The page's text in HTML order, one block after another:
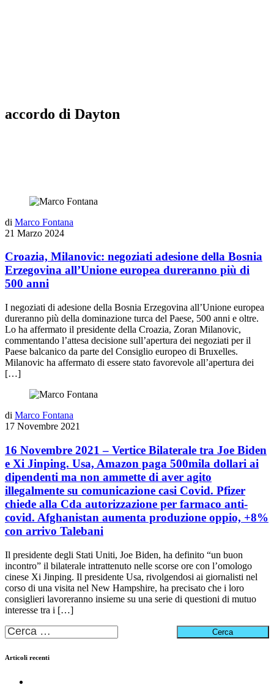
accordo di Dayton
di Marco Fontana
21 Marzo 2024
Croazia, Milanovic: negoziati adesione della Bosnia
Erzegovina all’Unione europea dureranno più di
500 anni
I negoziati di adesione della Bosnia Erzegovina all’Unione europea
dureranno più della dominazione turca del Paese, 500 anni e oltre.
Lo ha affermato il presidente della Croazia, Zoran Milanovic,
commentando l’attesa decisione sull’apertura dei negoziati per il
Paese balcanico da parte del Consiglio europeo di Bruxelles.
Milanovic ha affermato di essere stato favorevole all’apertura dei
[…]
di Marco Fontana
17 Novembre 2021
16 Novembre 2021 – Vertice Bilaterale tra Joe Biden
e Xi Jinping. Usa, Amazon paga 500mila dollari ai
dipendenti ma non ammette di aver agito
illegalmente su comunicazione casi Covid. Pfizer
chiede alla Cda autorizzazione per farmaco anti-
covid. Afghanistan aumenta produzione oppio, +8%
con arrivo Talebani
Il presidente degli Stati Uniti, Joe Biden, ha definito “un buon
incontro” il bilaterale intrattenuto nelle scorse ore con l’omologo
cinese Xi Jinping. Il presidente Usa, rivolgendosi ai giornalisti nel
corso di una visita nel New Hampshire, ha precisato che i loro
consiglieri lavoreranno insieme su una serie di questioni di mutuo
interesse tra i […]
Ricerca
per:
Articoli recenti